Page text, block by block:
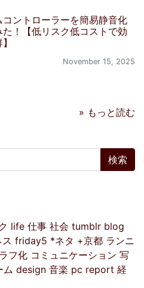
コントローラーを簡易静音化
た！【低リスク低コストで効
November 15, 2025
» もっと読む
life 仕事 社会 tumblr blog
friday5 *ネタ +京都 ランニ
フ化 コミュニケーション 写
ム design 音楽 pc report 経